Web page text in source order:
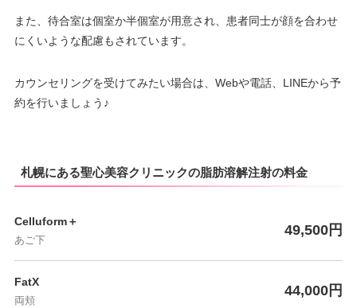
また、待合室は個室か半個室が用意され、患者同士が顔を合わせ
にくいような配慮もされています。
カウンセリングを受けてみたい場合は、Webや電話、LINEから予
約を行いましょう♪
札幌にある聖心美容クリニックの脂肪溶解注射の料金
Celluform＋
あご下
49,500円
FatX
両頬
44,000円